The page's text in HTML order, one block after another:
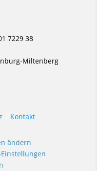
7229 38
Miltenberg
Kontakt
ändern